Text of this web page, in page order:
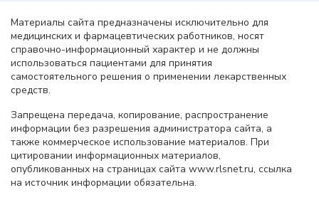
Материалы сайта предназначены исключительно для
медицинских и фармацевтических работников, носят
справочно-информационный характер и не должны
использоваться пациентами для принятия
самостоятельного решения о применении лекарственных
средств.
Запрещена передача, копирование, распространение
информации без разрешения администратора сайта, а
также коммерческое использование материалов. При
цитировании информационных материалов,
опубликованных на страницах сайта www.rlsnet.ru, ссылка
на источник информации обязательна.